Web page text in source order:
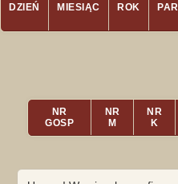
DZIEŃ MIESIĄC ROK
NR
GOSP
NR
M
NR
K